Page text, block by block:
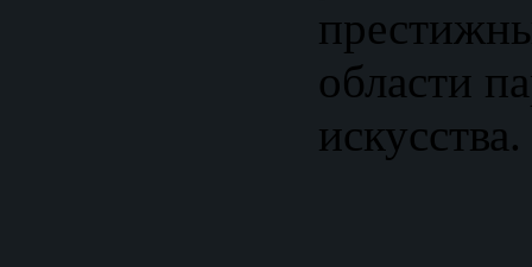
области
искусства.